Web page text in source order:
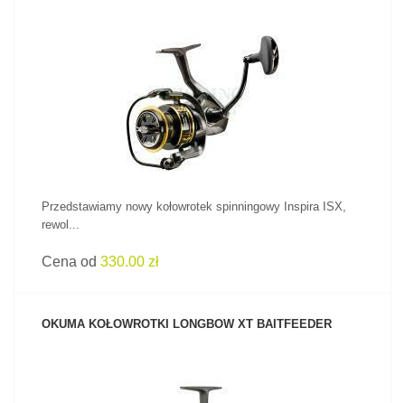
ZOBACZ PRODUKT
Przedstawiamy nowy kołowrotek spinningowy Inspira ISX,
rewol...
Cena od 330.00 zł
OKUMA KOŁOWROTKI LONGBOW XT BAITFEEDER